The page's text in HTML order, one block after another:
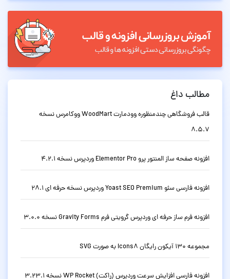
مطالب داغ
قالب فروشگاهی چندمنظوره وودمارت WoodMart ووکامرس نسخه
8.5.7
افزونه صفحه ساز المنتور پرو Elementor Pro وردپرس نسخه 4.2.1
افزونه فارسی سئو Yoast SEO Premium وردپرس نسخه حرفه ای 28.1
افزونه فرم ساز حرفه ای وردپرس گرویتی فرم Gravity Forms نسخه 3.0.0
مجموعه 130 آیکون رایگان Icons8 به صورت SVG
افزونه فارسی افزایش سرعت وردپرس (راکت) WP Rocket نسخه 3.23.1